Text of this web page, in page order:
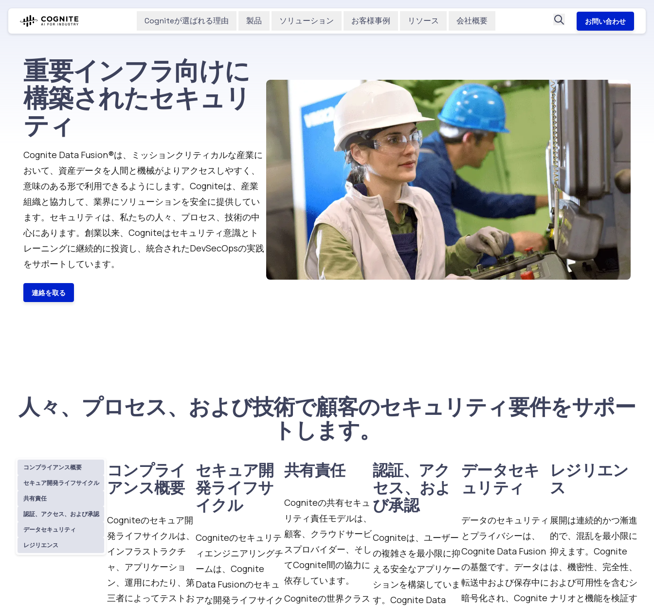
Cogniteが選ばれる理由 製品 ソリューション お客様事例 リソース 会社概要 お問い合わせ
重要インフラ向けに
構築されたセキュリ
ティ
Cognite Data Fusion®は、ミッションクリティカルな産業に
おいて、資産データを人間と機械がよりアクセスしやすく、
意味のある形で利用できるようにします。Cogniteは、産業
組織と協力して、業界にソリューションを安全に提供してい
ます。セキュリティは、私たちの人々、プロセス、技術の中
心にあります。創業以来、Cogniteはセキュリティ意識とト
レーニングに継続的に投資し、統合されたDevSecOpsの実践
をサポートしています。
連絡を取る
人々、プロセス、および技術で顧客のセキュリティ要件をサポー
トします。
コンプライアンス概要
セキュア開発ライフサイクル
共有責任
認証、アクセス、および承認
データセキュリティ
レジリエンス
コンプライ
アンス概要
Cogniteのセキュア開
発ライフサイクルは、
インフラストラクチ
ャ、アプリケーショ
ン、運用にわたり、第
三者によってテストお
セキュア開
発ライフサ
イクル
Cogniteのセキュリテ
ィエンジニアリングチ
ームは、Cognite
Data Fusionのセキュ
アな開発ライフサイク
共有責任
Cogniteの共有セキュ
リティ責任モデルは、
顧客、クラウドサービ
スプロバイダー、そし
てCognite間の協力に
依存しています。
Cogniteの世界クラス
認証、アク
セス、およ
び承認
Cogniteは、ユーザー
の複雑さを最小限に抑
える安全なアプリケー
ションを構築していま
す。Cognite Data
データセキ
ュリティ
データのセキュリティ
とプライバシーは、
Cognite Data Fusion
の基盤です。データは
転送中および保存中に
暗号化され、Cognite
レジリエン
ス
展開は連続的かつ漸進
的で、混乱を最小限に
抑えます。Cognite
は、機密性、完全性、
および可用性を含むシ
ナリオと機能を検証す